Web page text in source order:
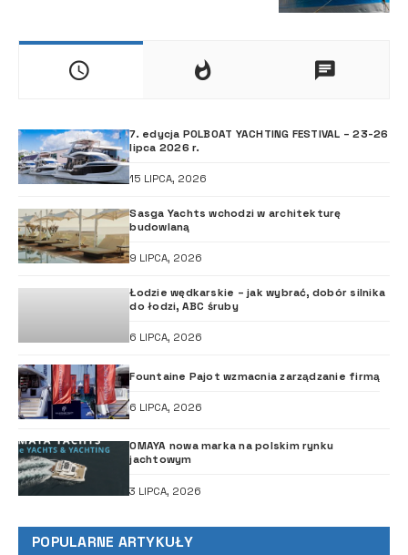
7. edycja POLBOAT YACHTING FESTIVAL – 23-26
lipca 2026 r.
15 LIPCA, 2026
Sasga Yachts wchodzi w architekturę
budowlaną
9 LIPCA, 2026
Łodzie wędkarskie – jak wybrać, dobór silnika
do łodzi, ABC śruby
6 LIPCA, 2026
Fountaine Pajot wzmacnia zarządzanie firmą
6 LIPCA, 2026
OMAYA nowa marka na polskim rynku
jachtowym
3 LIPCA, 2026
POPULARNE ARTYKUŁY